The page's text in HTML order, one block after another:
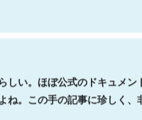
しい。ほぼ公式のドキュメン
ね。この手の記事に珍しく、